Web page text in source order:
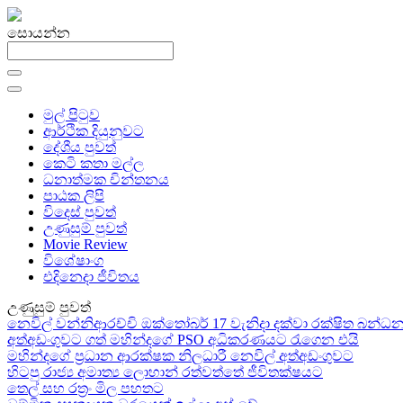
සොයන්න
මුල් පිටුව
ආර්ථික දියුනුවට
දේශීය පුවත්
කෙටි කතා මල්ල
ධනාත්මක චින්තනය
පාඨක ලිපි
විදෙස් පුවත්
උණුසුම් පුවත්
Movie Review
විශේෂාංග
එදිනෙදා ජීවිතය
උණුසුම් පුවත්
නෙවිල් වන්නිආරච්චි ඔක්තෝබර් 17 වැනිදා දක්වා රක්ෂිත
අත්අඩංගුවට ගත් මහින්දගේ PSO අධිකරණයට රැගෙන එයි
මහින්දගේ ප්‍රධාන ආරක්ෂක නිලධාරී නෙවිල් අත්අඩංගුවට
හිටපු රාජ්‍ය අමාත්‍ය ලොහාන් රත්වත්තේ ජීවිතක්ෂයට
තෙල් සහ රත්‍රං මිල පහතට